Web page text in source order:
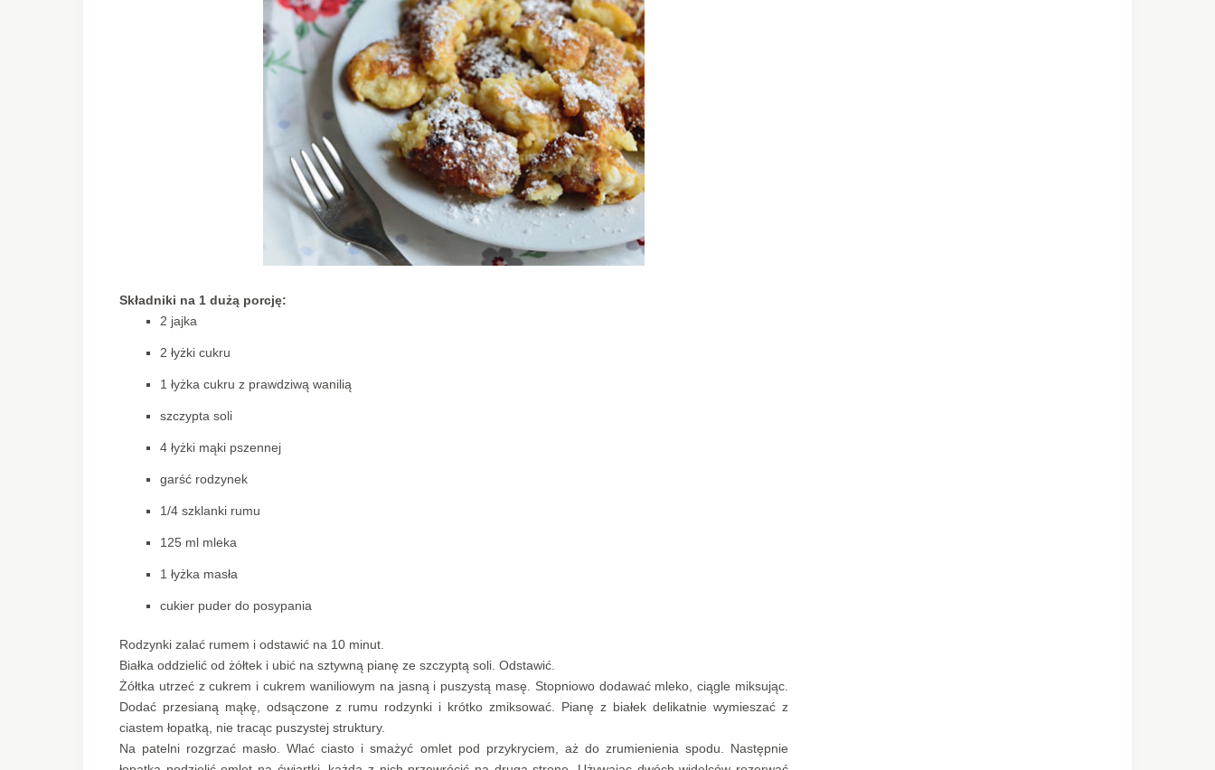
Składniki na 1 dużą porcję:
2 jajka
2 łyżki cukru
1 łyżka cukru z prawdziwą wanilią
szczypta soli
4 łyżki mąki pszennej
garść rodzynek
1/4 szklanki rumu
125 ml mleka
1 łyżka masła
cukier puder do posypania
Rodzynki zalać rumem i odstawić na 10 minut.
Białka oddzielić od żółtek i ubić na sztywną pianę ze szczyptą soli. Odstawić.
Żółtka utrzeć z cukrem i cukrem waniliowym na jasną i puszystą masę. Stopniowo dodawać mleko, ciągle miksując.
Dodać przesianą mąkę, odsączone z rumu rodzynki i krótko zmiksować. Pianę z białek delikatnie wymieszać z
ciastem łopatką, nie tracąc puszystej struktury.
Na patelni rozgrzać masło. Wlać ciasto i smażyć omlet pod przykryciem, aż do zrumienienia spodu. Następnie